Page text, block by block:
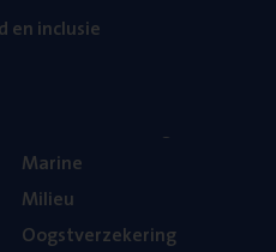
en inclusie
Mari­ne
Mili­eu
Oogst­ver­ze­ke­ring